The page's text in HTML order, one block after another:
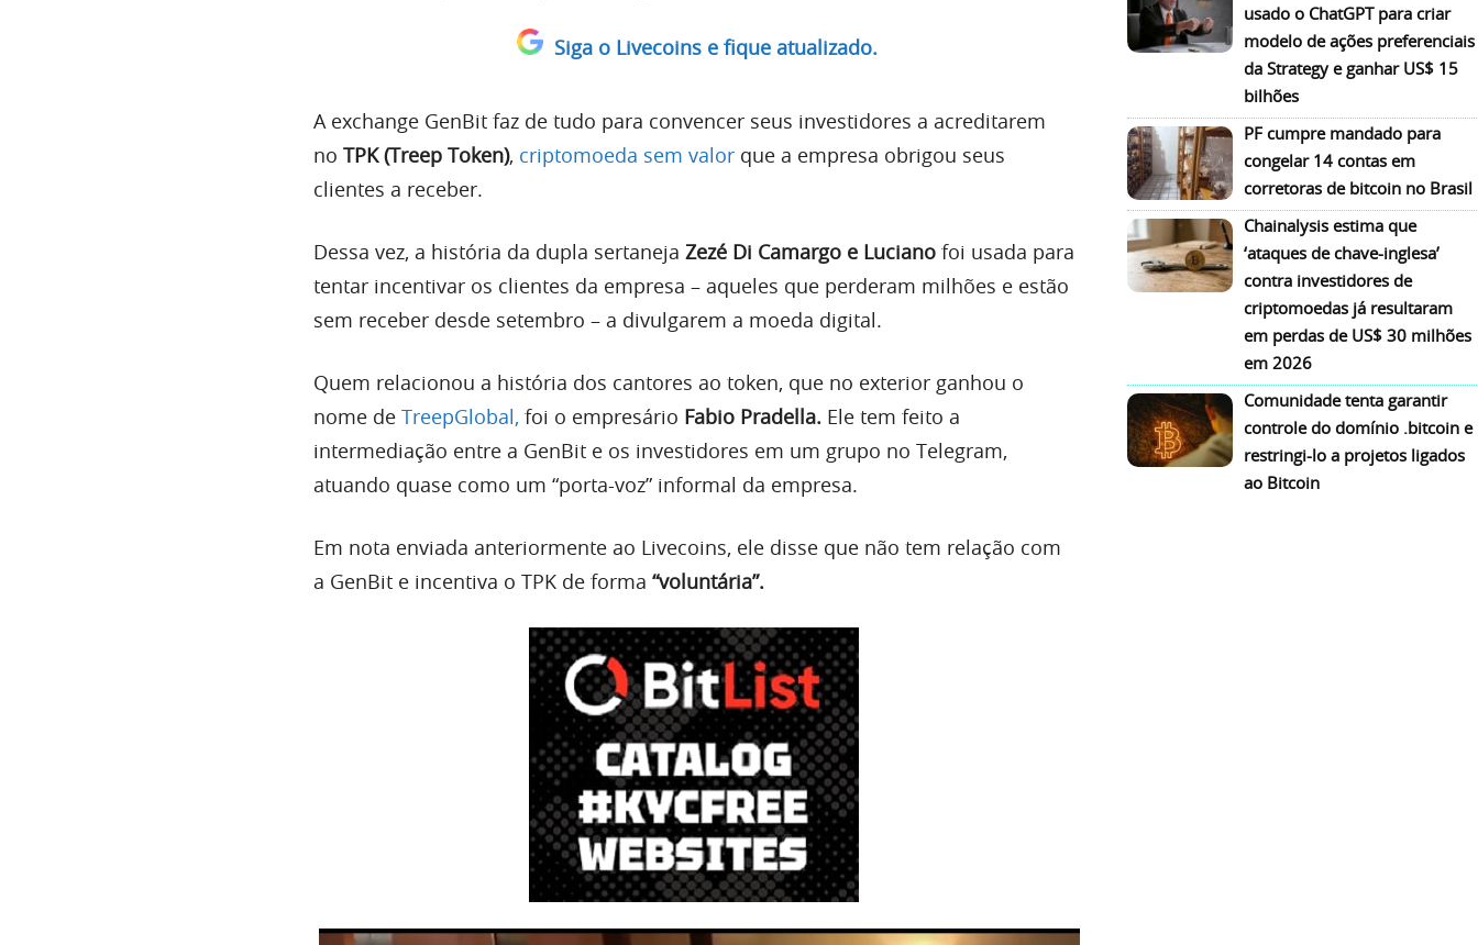
Siga o Livecoins e fique atualizado.
A exchange GenBit faz de tudo para convencer seus investidores a acreditarem
no TPK (Treep Token), criptomoeda sem valor que a empresa obrigou seus
clientes a receber.
Dessa vez, a história da dupla sertaneja Zezé Di Camargo e Luciano foi usada para
tentar incentivar os clientes da empresa – aqueles que perderam milhões e estão
sem receber desde setembro – a divulgarem a moeda digital.
Quem relacionou a história dos cantores ao token, que no exterior ganhou o
nome de TreepGlobal, foi o empresário Fabio Pradella. Ele tem feito a
intermediação entre a GenBit e os investidores em um grupo no Telegram,
atuando quase como um “porta-voz” informal da empresa.
Em nota enviada anteriormente ao Livecoins, ele disse que não tem relação com
a GenBit e incentiva o TPK de forma “voluntária”.
usado o ChatGPT para criar
modelo de ações preferenciais
da Strategy e ganhar US$ 15
bilhões
PF cumpre mandado para
congelar 14 contas em
corretoras de bitcoin no Brasil
Chainalysis estima que
‘ataques de chave-inglesa’
contra investidores de
criptomoedas já resultaram
em perdas de US$ 30 milhões
em 2026
Comunidade tenta garantir
controle do domínio .bitcoin e
restringi-lo a projetos ligados
ao Bitcoin